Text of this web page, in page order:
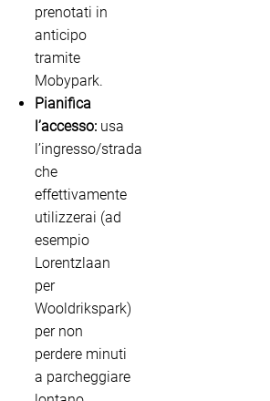
prenotati in
anticipo
tramite
Mobypark.
Pianifica
l’accesso: usa
l’ingresso/strada
che
effettivamente
utilizzerai (ad
esempio
Lorentzlaan
per
Wooldrikspark)
per non
perdere minuti
a parcheggiare